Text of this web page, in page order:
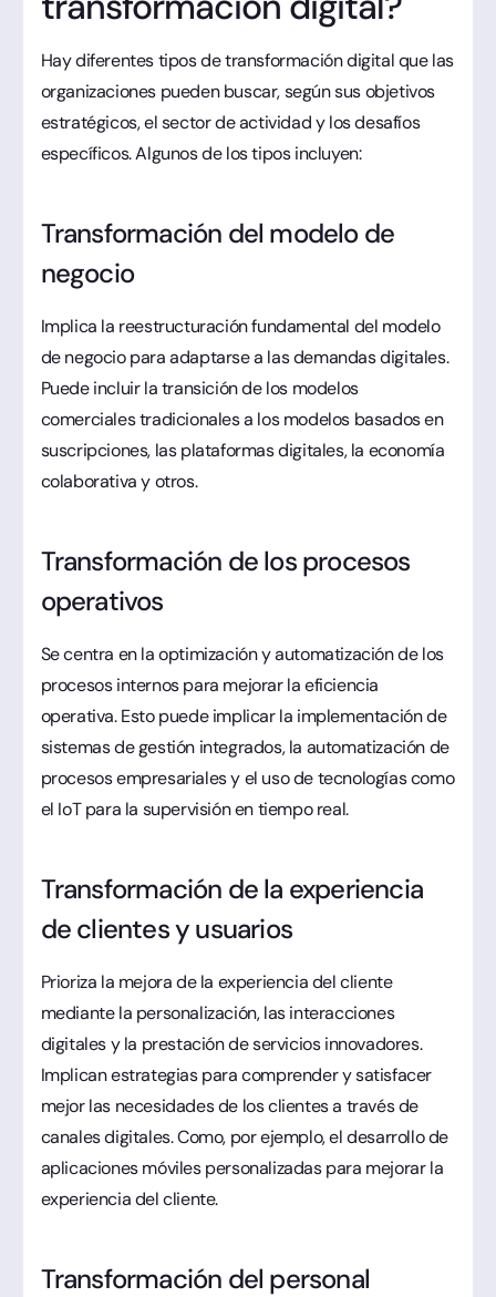
Hay diferentes tipos de transformación digital que las
organizaciones pueden buscar, según sus objetivos
estratégicos, el sector de actividad y los desafíos
específicos. Algunos de los tipos incluyen:
Transformación del modelo de
negocio
Implica la reestructuración fundamental del modelo
de negocio para adaptarse a las demandas digitales.
Puede incluir la transición de los modelos
comerciales tradicionales a los modelos basados en
suscripciones, las plataformas digitales, la economía
colaborativa y otros.
Transformación de los procesos
operativos
Se centra en la optimización y automatización de los
procesos internos para mejorar la eficiencia
operativa. Esto puede implicar la implementación de
sistemas de gestión integrados, la automatización de
procesos empresariales y el uso de tecnologías como
el IoT para la supervisión en tiempo real.
Transformación de la experiencia
de clientes y usuarios
Prioriza la mejora de la experiencia del cliente
mediante la personalización, las interacciones
digitales y la prestación de servicios innovadores.
Implican estrategias para comprender y satisfacer
mejor las necesidades de los clientes a través de
canales digitales. Como, por ejemplo, el desarrollo de
aplicaciones móviles personalizadas para mejorar la
experiencia del cliente.
Transformación del personal